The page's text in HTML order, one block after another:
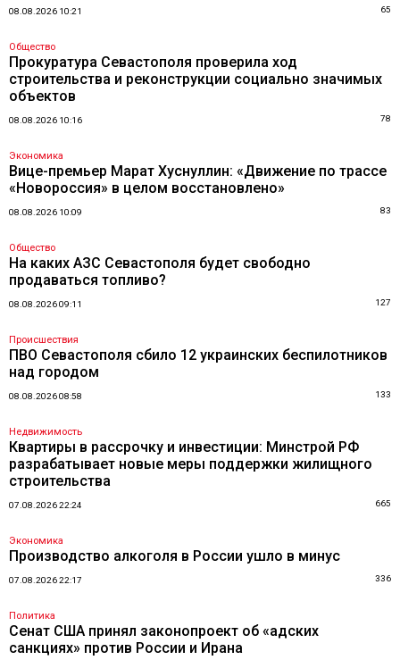
08.08.2026 10:21 65
Общество
Прокуратура Севастополя проверила ход
строительства и реконструкции социально значимых
объектов
08.08.2026 10:16 78
Экономика
Вице-премьер Марат Хуснуллин: «Движение по трассе
«Новороссия» в целом восстановлено»
08.08.2026 10:09 83
Общество
На каких АЗС Севастополя будет свободно
продаваться топливо?
08.08.2026 09:11 127
Происшествия
ПВО Севастополя сбило 12 украинских беспилотников
над городом
08.08.2026 08:58 133
Недвижимость
Квартиры в рассрочку и инвестиции: Минстрой РФ
разрабатывает новые меры поддержки жилищного
строительства
07.08.2026 22:24 665
Экономика
Производство алкоголя в России ушло в минус
07.08.2026 22:17 336
Политика
Сенат США принял законопроект об «адских
санкциях» против России и Ирана